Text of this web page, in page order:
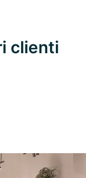
clienti